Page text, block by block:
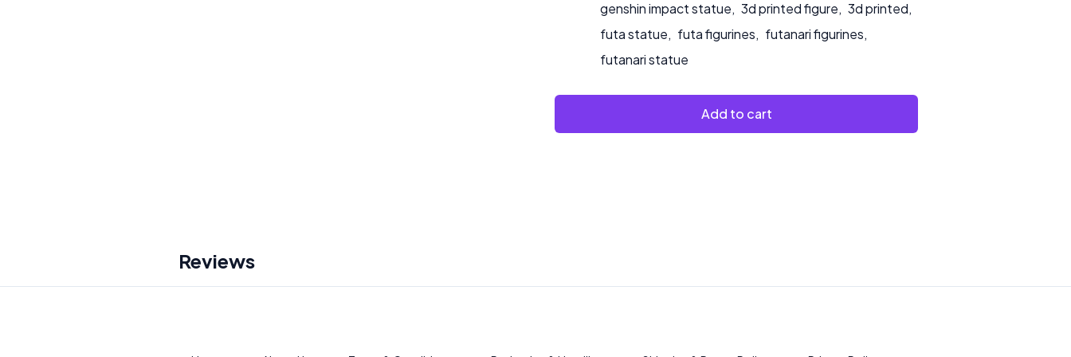
genshin impact statue, 3d printed figure, 3d printed,
futa statue, futa figurines, futanari figurines,
futanari statue
Add to cart
Reviews